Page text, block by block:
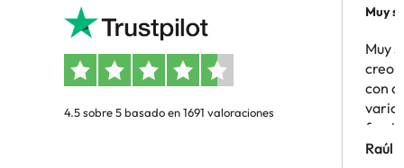
4.5 sobre 5 basado en 1691 valoraciones
Muy
Muy
creo
con
Hotel
Raúl